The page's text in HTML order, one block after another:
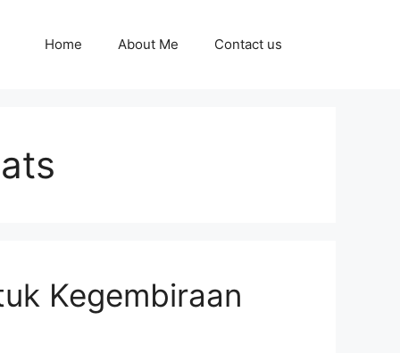
Home About Me Contact us
Kegembiraan